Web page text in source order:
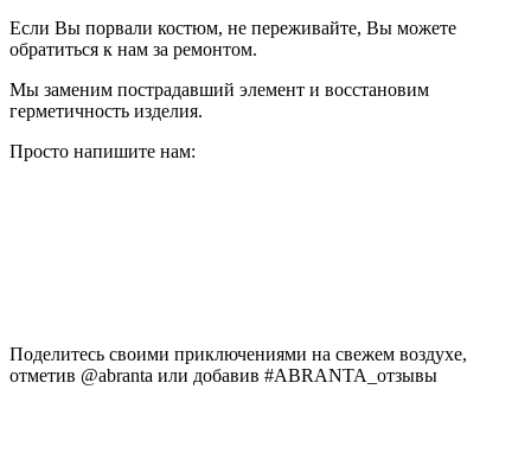
Если Вы порвали костюм, не переживайте, Вы можете
обратиться к нам за ремонтом.
Мы заменим пострадавший элемент и восстановим
герметичность изделия.
Просто напишите нам:
Поделитесь своими приключениями на свежем воздухе,
отметив @abranta или добавив #ABRANTA_отзывы